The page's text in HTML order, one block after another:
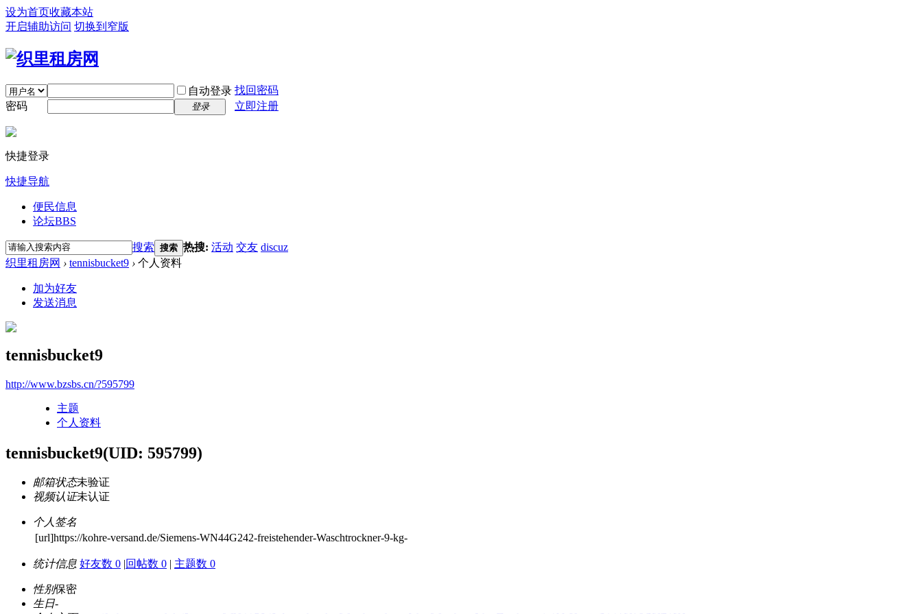
设为首页收藏本站
开启辅助访问 切换到窄版
自动登录 找回密码
密码
登录 立即注册
快捷登录
快捷导航
便民信息
论坛BBS
搜索 搜索 热搜: 活动 交友 discuz
织里租房网 › tennisbucket9 › 个人资料
加为好友
发送消息
tennisbucket9
http://www.bzsbs.cn/?595799
主题
个人资料
tennisbucket9(UID: 595799)
邮箱状态未验证
视频认证未认证
个人签名
[url]https://kohre-versand.de/Siemens-WN44G242-freistehender-Waschtrockner-9-kg-
统计信息 好友数 0 |回帖数 0 | 主题数 0
性别保密
生日-